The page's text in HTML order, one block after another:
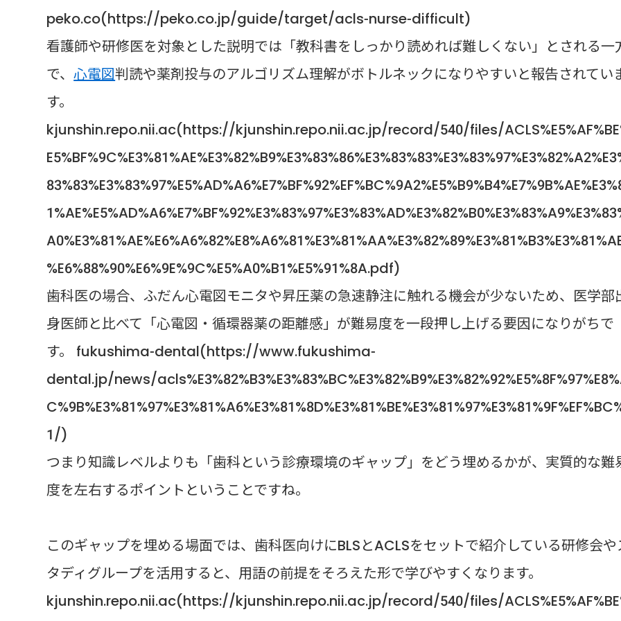
peko.co(https://peko.co.jp/guide/target/acls-nurse-difficult)
看護師や研修医を対象とした説明では「教科書をしっかり読めれば難しくない」とされる一
で、心電図判読や薬剤投与のアルゴリズム理解がボトルネックになりやすいと報告されてい
す。
kjunshin.repo.nii.ac(https://kjunshin.repo.nii.ac.jp/record/540/files/
%E6%88%90%E6%9E%9C%E5%A0%B1%E5%91%8A.pdf)
歯科医の場合、ふだん心電図モニタや昇圧薬の急速静注に触れる機会が少ないため、医学部
身医師と比べて「心電図・循環器薬の距離感」が難易度を一段押し上げる要因になりがちで
す。 fukushima-dental(https://www.fukushima-
dental.jp/news/
1/)
つまり知識レベルよりも「歯科という診療環境のギャップ」をどう埋めるかが、実質的な難
度を左右するポイントということですね。
このギャップを埋める場面では、歯科医向けにBLSとACLSをセットで紹介している研修会や
タディグループを活用すると、用語の前提をそろえた形で学びやすくなります。
kjunshin.repo.nii.ac(https://kjunshin.repo.nii.ac.jp/record/540/files/